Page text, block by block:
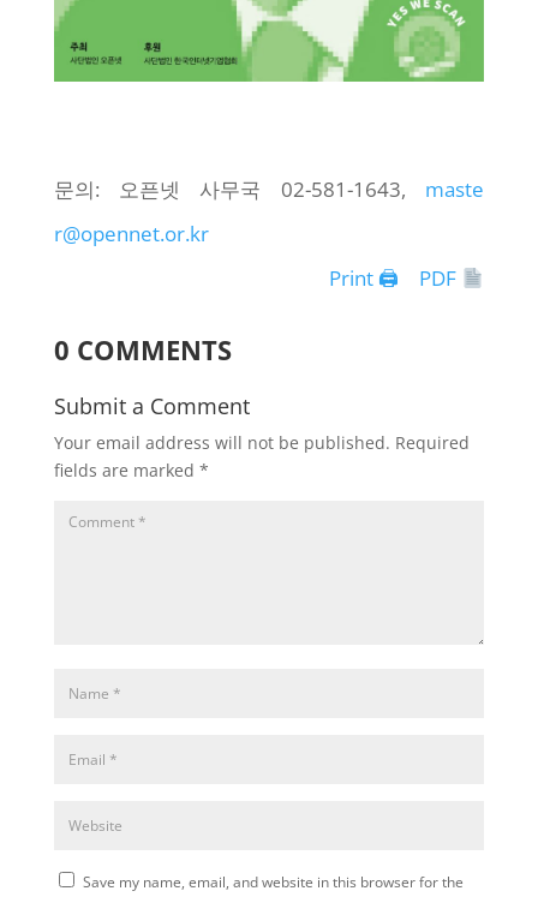
문의: 오픈넷 사무국 02-581-1643, maste
r@opennet.or.kr
Print 🖨
PDF
0 COMMENTS
Submit a Comment
Your email address will not be published. Required
fields are marked *
Save my name, email, and website in this browser for the